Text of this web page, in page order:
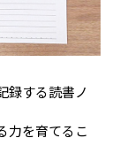
録する読書ノ
力を育てるこ